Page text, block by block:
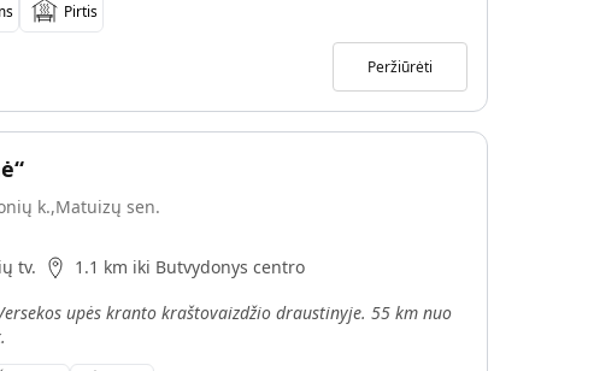
Pirtis
Peržiūrėti
k.,Matuizų sen.
tv.
1.1 km iki Butvydonys centro
upės kranto kraštovaizdžio draustinyje. 55 km nuo